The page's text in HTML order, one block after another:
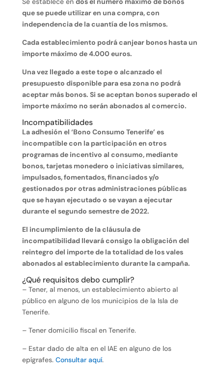
que se puede utilizar en una compra, con
independencia de la cuantía de los mismos.
Cada establecimiento podrá canjear bonos hasta un
importe máximo de 4.000 euros.
Una vez llegado a este tope o alcanzado el
presupuesto disponible para esa zona no podrá
aceptar más bonos. Si se aceptan bonos superado el
importe máximo no serán abonados al comercio.
Incompatibilidades
La adhesión el ‘Bono Consumo Tenerife’ es
incompatible con la participación en otros
programas de incentivo al consumo, mediante
bonos, tarjetas monedero o iniciativas similares,
impulsados, fomentados, financiados y/o
gestionados por otras administraciones públicas
que se hayan ejecutado o se vayan a ejecutar
durante el segundo semestre de 2022.
El incumplimiento de la cláusula de
incompatibilidad llevará consigo la obligación del
reintegro del importe de la totalidad de los vales
abonados al establecimiento durante la campaña.
¿Qué requisitos debo cumplir?
– Tener, al menos, un establecimiento abierto al
público en alguno de los municipios de la Isla de
Tenerife.
– Tener domicilio fiscal en Tenerife.
– Estar dado de alta en el IAE en alguno de los
epígrafes. Consultar aquí.